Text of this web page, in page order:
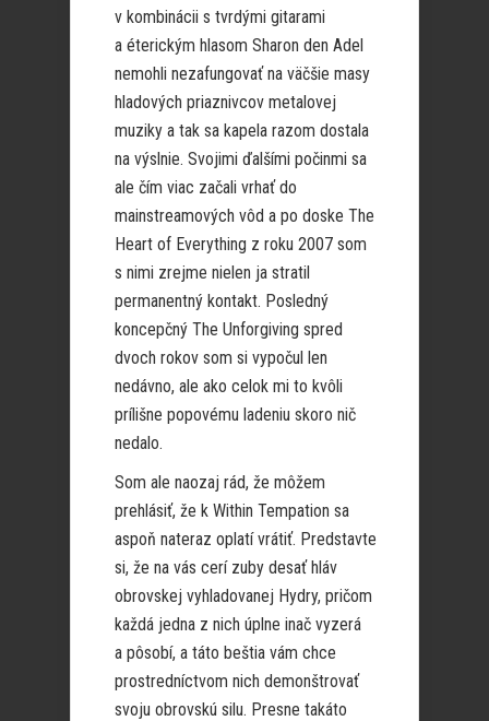
v kombinácii s tvrdými gitarami
a éterickým hlasom Sharon den Adel
nemohli nezafungovať na väčšie masy
hladových priaznivcov metalovej
muziky a tak sa kapela razom dostala
na výslnie. Svojimi ďalšími počinmi sa
ale čím viac začali vrhať do
mainstreamových vôd a po doske The
Heart of Everything z roku 2007 som
s nimi zrejme nielen ja stratil
permanentný kontakt. Posledný
koncepčný The Unforgiving spred
dvoch rokov som si vypočul len
nedávno, ale ako celok mi to kvôli
prílišne popovému ladeniu skoro nič
nedalo.
Som ale naozaj rád, že môžem
prehlásiť, že k Within Tempation sa
aspoň nateraz oplatí vrátiť. Predstavte
si, že na vás cerí zuby desať hláv
obrovskej vyhladovanej Hydry, pričom
každá jedna z nich úplne inač vyzerá
a pôsobí, a táto beštia vám chce
prostredníctvom nich demonštrovať
svoju obrovskú silu. Presne takáto